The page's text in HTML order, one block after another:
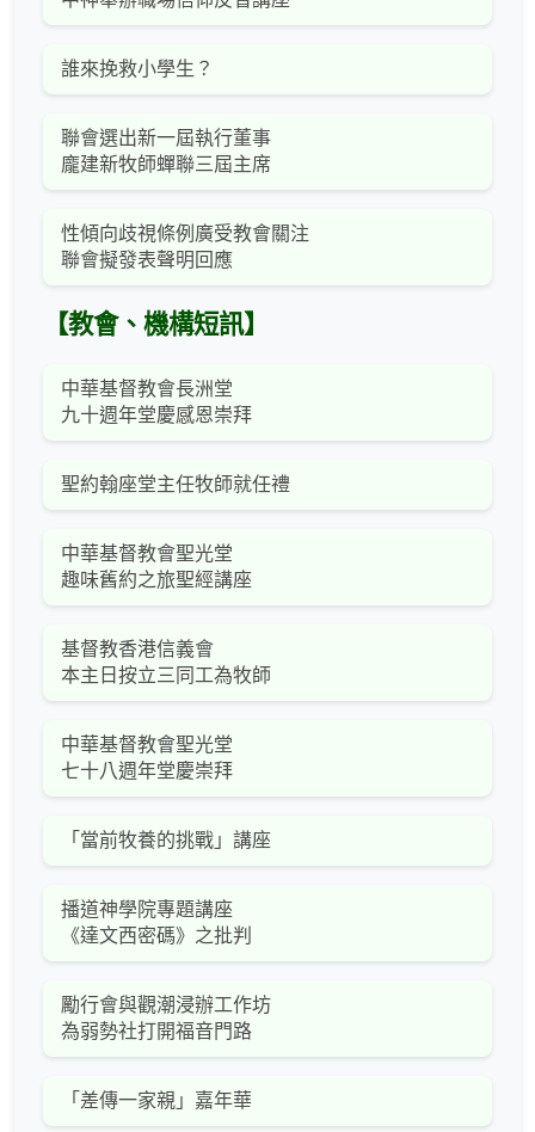
誰來挽救小學生？
聯會選出新一屆執行董事
龐建新牧師蟬聯三屆主席
性傾向歧視條例廣受教會關注
聯會擬發表聲明回應
【教會、機構短訊】
中華基督教會長洲堂
九十週年堂慶感恩崇拜
聖約翰座堂主任牧師就任禮
中華基督教會聖光堂
趣味舊約之旅聖經講座
基督教香港信義會
本主日按立三同工為牧師
中華基督教會聖光堂
七十八週年堂慶崇拜
「當前牧養的挑戰」講座
播道神學院專題講座
《達文西密碼》之批判
勵行會與觀潮浸辦工作坊
為弱勢社打開福音門路
「差傳一家親」嘉年華